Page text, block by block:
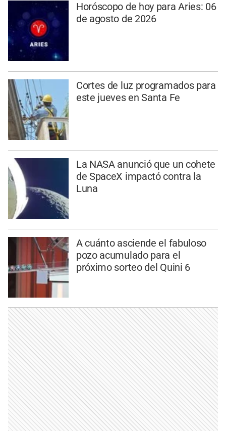
Horóscopo de hoy para Aries: 06
de agosto de 2026
Cortes de luz programados para
este jueves en Santa Fe
La NASA anunció que un cohete
de SpaceX impactó contra la
Luna
A cuánto asciende el fabuloso
pozo acumulado para el
próximo sorteo del Quini 6